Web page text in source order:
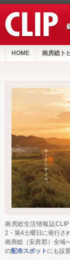
HOME 南房総ト
南房総生活情報誌
2・第4土曜日に発行さ
南房総（安房郡）全域
の配布スポット にも設